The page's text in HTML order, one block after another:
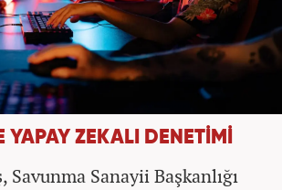
ZEKALI DENETİMİ
Savunma Sanayii Başkanlığı